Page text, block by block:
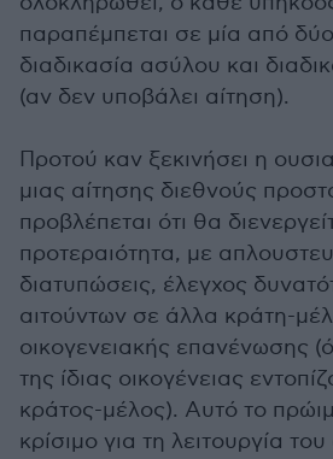
παραπέμπεται σε μία από
διαδικασία ασύλου και
(αν δεν υποβάλει αίτηση).
Προτού καν ξεκινήσει η
μιας αίτησης διεθνούς
προβλέπεται ότι θα
προτεραιότητα, με
διατυπώσεις, έλεγχος
αιτούντων σε άλλα κράτη-
οικογενειακής επανένωσης
της ίδιας οικογένειας
κράτος-μέλος). Αυτό το
κρίσιμο για τη λειτουργία